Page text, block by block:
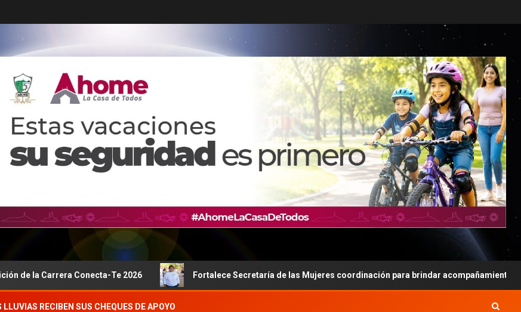
Conecta-Te 2026 Fortalece Secretaría de las Mujeres coordinación para brindar acompañamiento en casos de
RECIBEN SUS CHEQUES DE APOYO